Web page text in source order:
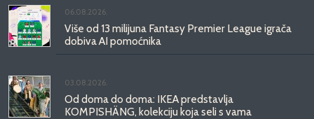
06.08.2026.
Više od 13 milijuna Fantasy Premier League igrača
dobiva AI pomoćnika
03.08.2026.
Od doma do doma: IKEA predstavlja
KOMPISHÄNG, kolekciju koja seli s vama